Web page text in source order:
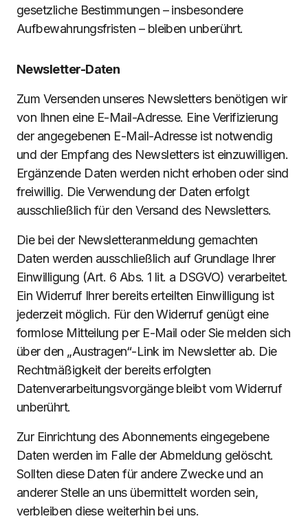
gesetzliche Bestimmungen – insbesondere
Aufbewahrungsfristen – bleiben unberührt.
Newsletter-Daten
Zum Versenden unseres Newsletters benötigen wir
von Ihnen eine E-Mail-Adresse. Eine Verifizierung
der angegebenen E-Mail-Adresse ist notwendig
und der Empfang des Newsletters ist einzuwilligen.
Ergänzende Daten werden nicht erhoben oder sind
freiwillig. Die Verwendung der Daten erfolgt
ausschließlich für den Versand des Newsletters.
Die bei der Newsletteranmeldung gemachten
Daten werden ausschließlich auf Grundlage Ihrer
Einwilligung (Art. 6 Abs. 1 lit. a DSGVO) verarbeitet.
Ein Widerruf Ihrer bereits erteilten Einwilligung ist
jederzeit möglich. Für den Widerruf genügt eine
formlose Mitteilung per E-Mail oder Sie melden sich
über den „Austragen“-Link im Newsletter ab. Die
Rechtmäßigkeit der bereits erfolgten
Datenverarbeitungsvorgänge bleibt vom Widerruf
unberührt.
Zur Einrichtung des Abonnements eingegebene
Daten werden im Falle der Abmeldung gelöscht.
Sollten diese Daten für andere Zwecke und an
anderer Stelle an uns übermittelt worden sein,
verbleiben diese weiterhin bei uns.